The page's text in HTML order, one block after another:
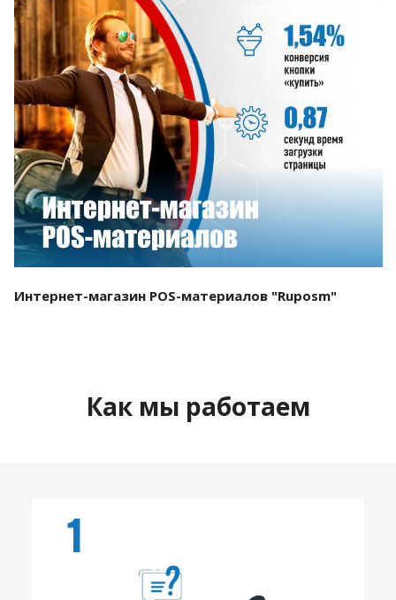
Смотреть проект
Интернет-магазин POS-материалов "Ruposm"
Как мы работаем
1